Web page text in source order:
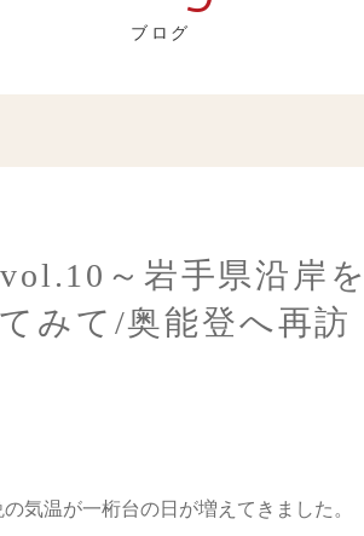
ブログ
～岩手県沿岸を
みて/奥能登へ再訪
気温が一桁台の日が増えてきました。